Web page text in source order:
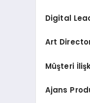
Digital
Art
Müşteri
Ajans